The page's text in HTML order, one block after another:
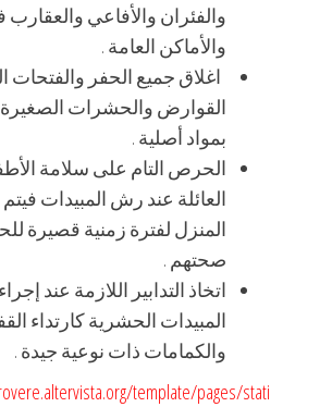
والفئران والأفاعي
والأماكن العامة .
اغلاق جميع الحفر والفتحات
القوارض والحشرات الصغيرة
بمواد أصلية .
الحرص التام على سلامة
العائلة عند رش المبيدات
المنزل لفترة زمنية قصيرة
صحتهم .
اتخاذ التدابير اللازمة عند
المبيدات الحشرية كارتداء
والكمامات ذات نوعية جيدة .
template/pages/stati